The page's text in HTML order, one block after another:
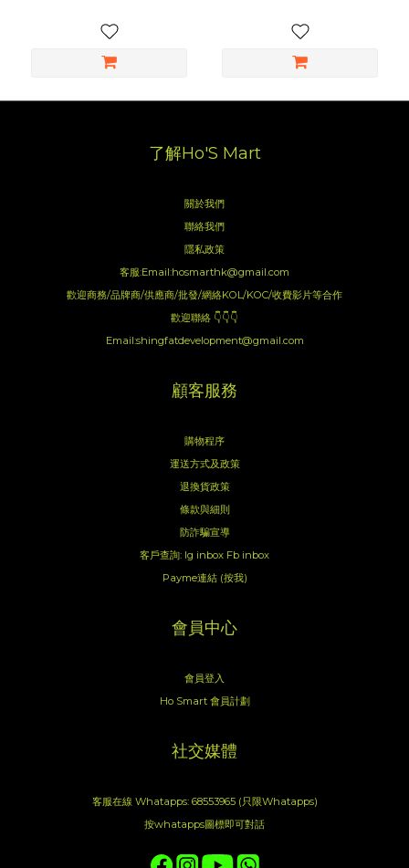
了解Ho'S Mart
關於我們
聯絡我們
隱私政策
客服:Email:hosmarthk@gmail.com
歡迎商務/品牌商/供應商/批發/網絡KOL/KOC/收費影片等合作
歡迎聯絡 👇👇👇
Email:shingfatdevelopment@gmail.com
顧客服務
購物程序
運送方式及政策
退換貨政策
條款與細則
防詐騙宣導
客戶查詢: Ig inbox Fb inbox
Payme連結 (按我)
會員中心
會員登入
Ho Smart 會員計劃
社交媒體
客服在線 Whatapps: 68553965 (只限Whatapps)
按whatapps圖標即可對話